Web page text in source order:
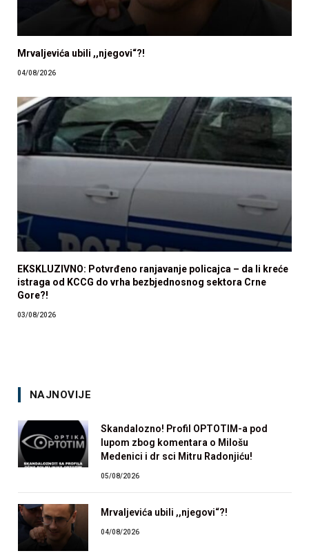
Mrvaljevića ubili ,,njegovi“?!
04/08/2026
EKSKLUZIVNO: Potvrđeno ranjavanje policajca – da li kreće
istraga od KCCG do vrha bezbjednosnog sektora Crne
Gore?!
03/08/2026
NAJNOVIJE
Skandalozno! Profil OPTOTIM-a pod
lupom zbog komentara o Milošu
Medenici i dr sci Mitru Radonjiću!
05/08/2026
Mrvaljevića ubili ,,njegovi“?!
04/08/2026